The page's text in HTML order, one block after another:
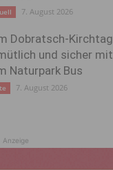
7. August 2026
Dobratsch-Kirchtag
und sicher mit
Naturpark Bus
7. August 2026
Anzeige